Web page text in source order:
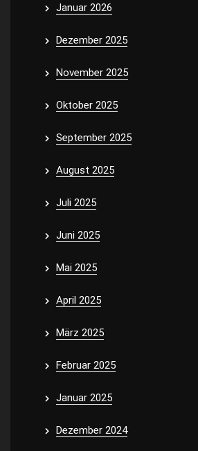
Januar 2026
Dezember 2025
November 2025
Oktober 2025
September 2025
August 2025
Juli 2025
Juni 2025
Mai 2025
April 2025
März 2025
Februar 2025
Januar 2025
Dezember 2024